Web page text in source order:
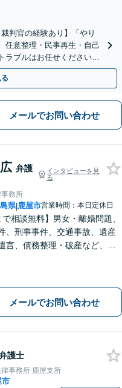
判官の経験あり】「やり
任意整理・民事再生・自己
ラブルはお任せください。
メールでお問い合わせ
弁護
インタビューを見
る
務所
県|鹿屋市営業時間：本日定休日
で相談無料】男女・離婚問題、
、刑事事件、交通事故、遺産
言、債務整理・破産など、幅
ださい。
メールでお問い合わせ
護士
事務所 鹿屋支所
市